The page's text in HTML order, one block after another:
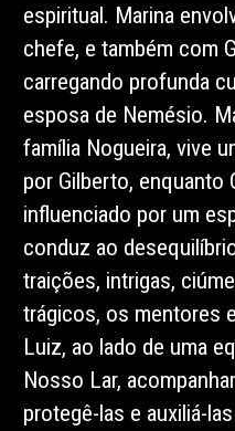
espiritual. Marina
chefe, e também com
carregando profunda
esposa de Nemésio.
família Nogueira, vive
por Gilberto, enquanto
influenciado por um
conduz ao
traições, intrigas,
trágicos, os mentores
Luiz, ao lado de uma
Nosso Lar,
protegê-las e auxiliá-